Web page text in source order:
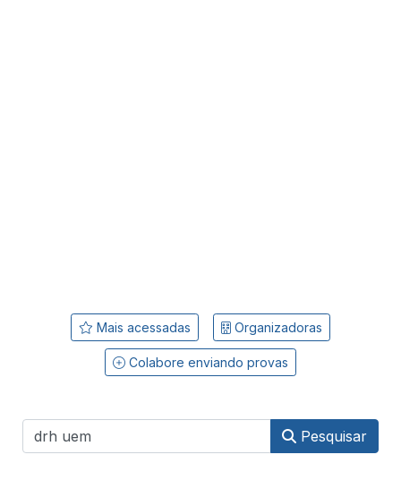
Mais acessadas Organizadoras
Colabore enviando provas
Pesquisar